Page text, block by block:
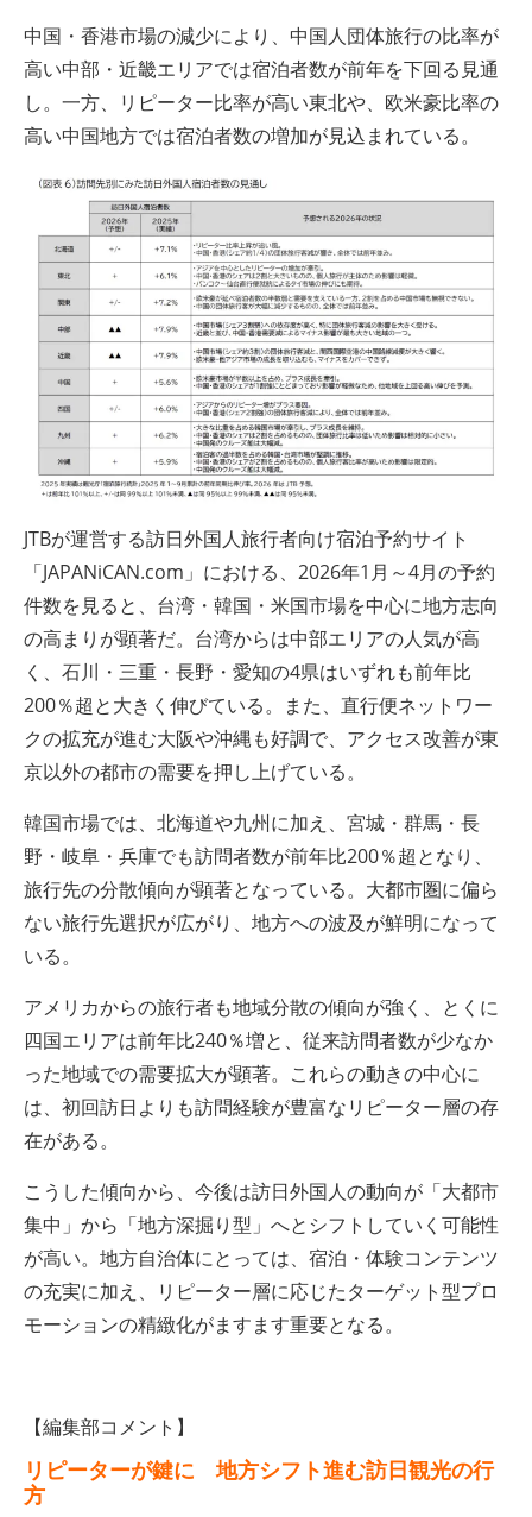
中国・香港市場の減少により、中国人団体旅行の比率が
高い中部・近畿エリアでは宿泊者数が前年を下回る見通
し。一方、リピーター比率が高い東北や、欧米豪比率の
高い中国地方では宿泊者数の増加が見込まれている。
JTBが運営する訪日外国人旅行者向け宿泊予約サイト
「JAPANiCAN.com」における、2026年1月～4月の予約
件数を見ると、台湾・韓国・米国市場を中心に地方志向
の高まりが顕著だ。台湾からは中部エリアの人気が高
く、石川・三重・長野・愛知の4県はいずれも前年比
200％超と大きく伸びている。また、直行便ネットワー
クの拡充が進む大阪や沖縄も好調で、アクセス改善が東
京以外の都市の需要を押し上げている。
韓国市場では、北海道や九州に加え、宮城・群馬・長
野・岐阜・兵庫でも訪問者数が前年比200％超となり、
旅行先の分散傾向が顕著となっている。大都市圏に偏ら
ない旅行先選択が広がり、地方への波及が鮮明になって
いる。
アメリカからの旅行者も地域分散の傾向が強く、とくに
四国エリアは前年比240％増と、従来訪問者数が少なか
った地域での需要拡大が顕著。これらの動きの中心に
は、初回訪日よりも訪問経験が豊富なリピーター層の存
在がある。
こうした傾向から、今後は訪日外国人の動向が「大都市
集中」から「地方深掘り型」へとシフトしていく可能性
が高い。地方自治体にとっては、宿泊・体験コンテンツ
の充実に加え、リピーター層に応じたターゲット型プロ
モーションの精緻化がますます重要となる。
【編集部コメント】
リピーターが鍵に 地方シフト進む訪日観光の行
方